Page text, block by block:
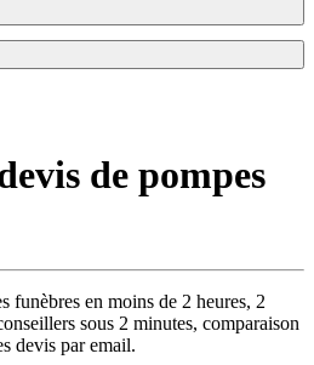
de pompes
funèbres en moins de 2 heures, 2
sous 2 minutes, comparaison
devis par email.